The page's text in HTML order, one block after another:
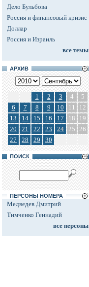
Дело Бульбова
Россия и финансовый кризис
Доллар
Россия и Израиль
все темы
АРХИВ
1 2 3 4
5
6
7 8 9 10 11
12
13
14 15 16 17 18
19
20
21 22 23 24 25 26
27
28 29 30
ПОИСК
ПЕРСОНЫ НОМЕРА
Медведев Дмитрий
Тимченко Геннадий
все персоны